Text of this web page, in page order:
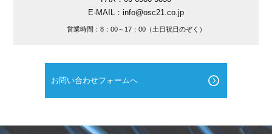
E-MAIL：info@osc21.co.jp
営業時間：8：00～17：00（土日祝日のぞく）
お問い合わせフォームへ